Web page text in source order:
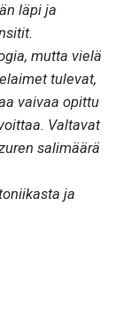
läpi ja
mutta vielä
tulevat,
vaivaa opittu
Valtavat
salimäärä
ja